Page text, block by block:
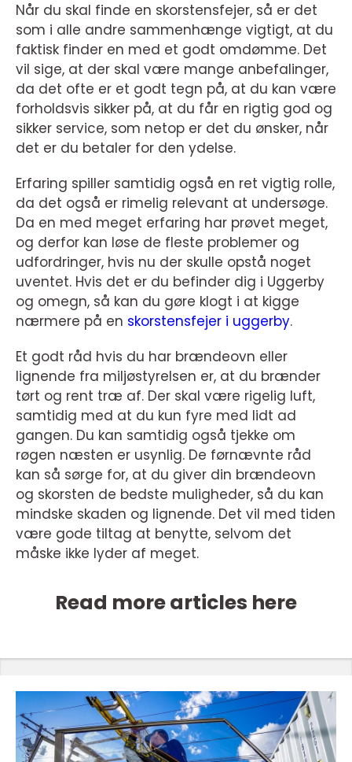
Når du skal finde en skorstensfejer, så er det
som i alle andre sammenhænge vigtigt, at du
faktisk finder en med et godt omdømme. Det
vil sige, at der skal være mange anbefalinger,
da det ofte er et godt tegn på, at du kan være
forholdsvis sikker på, at du får en rigtig god og
sikker service, som netop er det du ønsker, når
det er du betaler for den ydelse.
Erfaring spiller samtidig også en ret vigtig rolle,
da det også er rimelig relevant at undersøge.
Da en med meget erfaring har prøvet meget,
og derfor kan løse de fleste problemer og
udfordringer, hvis nu der skulle opstå noget
uventet. Hvis det er du befinder dig i Uggerby
og omegn, så kan du gøre klogt i at kigge
nærmere på en skorstensfejer i uggerby.
Et godt råd hvis du har brændeovn eller
lignende fra miljøstyrelsen er, at du brænder
tørt og rent træ af. Der skal være rigelig luft,
samtidig med at du kun fyre med lidt ad
gangen. Du kan samtidig også tjekke om
røgen næsten er usynlig. De førnævnte råd
kan så sørge for, at du giver din brændeovn
og skorsten de bedste muligheder, så du kan
mindske skaden og lignende. Det vil med tiden
være gode tiltag at benytte, selvom det
måske ikke lyder af meget.
Read more articles here